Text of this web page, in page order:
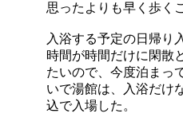
思ったよりも早く歩く
入浴する予定の日帰り
時間が時間だけに閑散
たいので、今度泊まっ
いで湯館は、入浴だけ
込で入場した。